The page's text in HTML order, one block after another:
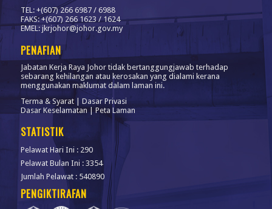
TEL: +(607) 266 6987 / 6988
FAKS: +(607) 266 1623 / 1624
EMEL: jkrjohor@johor.gov.my
PENAFIAN
Jabatan Kerja Raya Johor tidak bertanggungjawab terhadap
sebarang kehilangan atau kerosakan yang dialami kerana
menggunakan maklumat dalam laman ini.
Terma & Syarat| Dasar Privasi
Dasar Keselamatan
Peta Laman
STATISTIK
Pelawat Hari Ini : 290
Pelawat Bulan Ini : 3354
Jumlah Pelawat : 540890
PENGIKTIRAFAN